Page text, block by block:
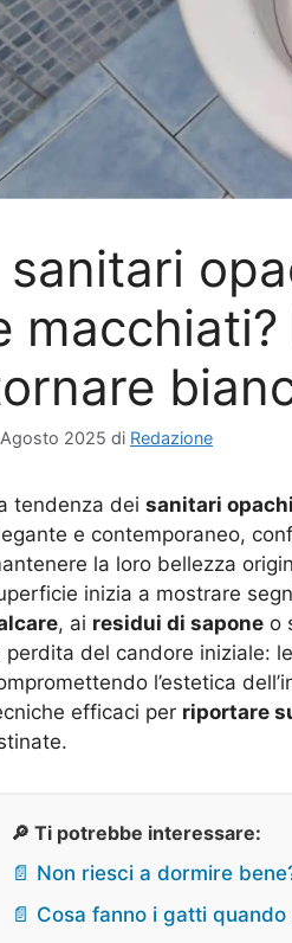
sanitari
2025 di Redazione
tendenza dei sanitari opachi
e contemporaneo,
la loro bellezza
inizia a mostrare
, ai residui di sapone o
perdita del candore iniziale:
l’estetica
efficaci per riportare
🔎 Ti potrebbe interessare:
📄 Non riesci a dormire
📄 Cosa fanno i gatti